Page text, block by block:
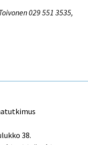
029 551 3535,
38.